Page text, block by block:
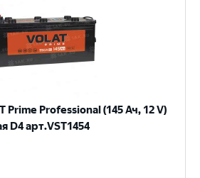
Prime Professional (145 Ач, 12 V)
D4 арт.VST1454